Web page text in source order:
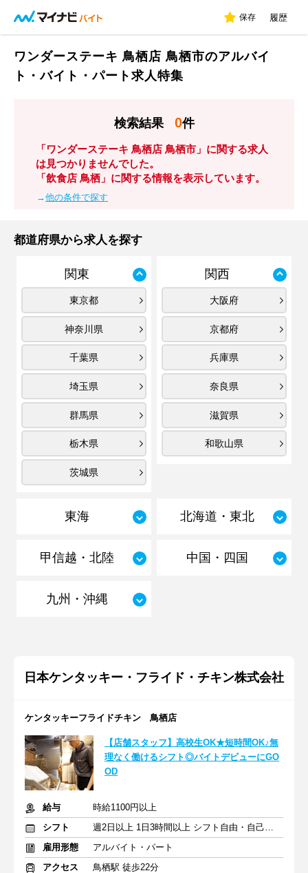
保存 履歴
ワンダーステーキ 鳥栖店 鳥栖市のアルバイ
ト・バイト・パート求人特集
検索結果 0件
「ワンダーステーキ 鳥栖店 鳥栖市」に関する求人
は見つかりませんでした。
「飲食店 鳥栖」に関する情報を表示しています。
→他の条件で探す
都道府県から求人を探す
関東
東京都
神奈川県
千葉県
埼玉県
群馬県
栃木県
茨城県
関西
大阪府
京都府
兵庫県
奈良県
滋賀県
和歌山県
東海 北海道・東北
甲信越・北陸 中国・四国
九州・沖縄
日本ケンタッキー・フライド・チキン株式会社
ケンタッキーフライドチキン 鳥栖店
【店舗スタッフ】高校生OK★短時間OK♪無
理なく働けるシフト◎バイトデビューにGO
OD
給与
時給1100円以上
シフト
週2日以上 1日3時間以上 シフト自由・自己申告
雇用形態
アルバイト・パート
アクセス
鳥栖駅 徒歩22分